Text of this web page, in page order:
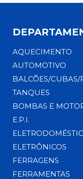
AQUECIMENTO
AUTOMOTIVO
BALCÕES/CUBAS/
TANQUES
BOMBAS E
E.P.I.
ELETRÔNICOS
FERRAGENS
FERRAMENTAS